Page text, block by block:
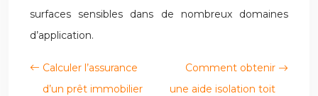
surfaces sensibles dans de nombreux domaines
d’application.
Calculer l’assurance
d’un prêt immobilier
Comment obtenir
une aide isolation toit